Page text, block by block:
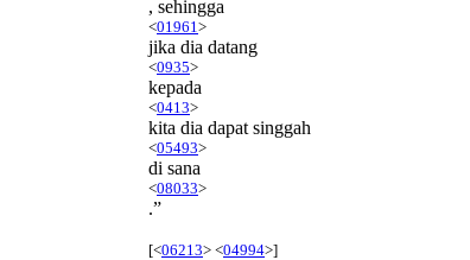
, sehingga
<01961 >
jika dia datang
<0935>
kepada
<0413>
kita dia dapat singgah
<05493>
di sana
<08033>
.”
[<06213> <04994>]